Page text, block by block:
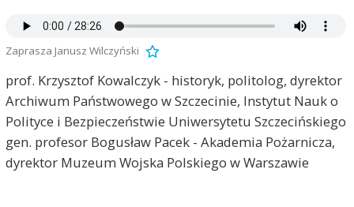
Zaprasza Janusz Wilczyński
prof. Krzysztof Kowalczyk - historyk, politolog, dyrektor
Archiwum Państwowego w Szczecinie, Instytut Nauk o
Polityce i Bezpieczeństwie Uniwersytetu Szczecińskiego
gen. profesor Bogusław Pacek - Akademia Pożarnicza,
dyrektor Muzeum Wojska Polskiego w Warszawie